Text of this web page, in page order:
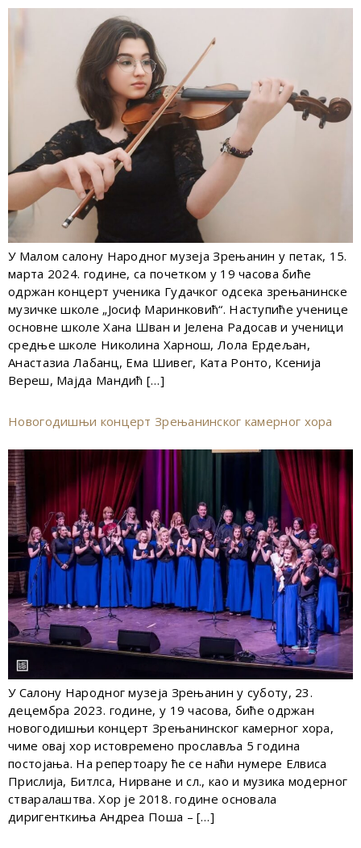
У Малом салону Народног музеја Зрењанин у петак, 15.
марта 2024. године, са почетком у 19 часова биће
одржан концерт ученика Гудачког одсека зрењанинске
музичке школе „Јосиф Маринковић“. Наступиће ученице
основне школе Хана Шван и Јелена Радосав и ученици
средње школе Николина Харнош, Лола Ердељан,
Анастазиа Лабанц, Ема Шивег, Ката Ронто, Ксенија
Вереш, Мајда Мандић […]
Новогодишњи концерт Зрењанинског камерног хора
У Салону Народног музеја Зрењанин у суботу, 23.
децембра 2023. године, у 19 часова, биће одржан
новогодишњи концерт Зрењанинског камерног хора,
чиме овај хор истовремено прославља 5 година
постојања. На репертоару ће се наћи нумере Елвиса
Прислија, Битлса, Нирване и сл., као и музика модерног
стваралаштва. Хор је 2018. године основала
диригенткиња Андреа Поша – […]